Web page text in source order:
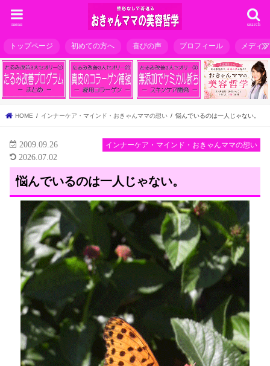
search
menu
トップページ 初めての方へ 喜びの声 プロフィール メディ
HOME インナーケア・マインド・おきゃんママの想い 悩んでいるのは一人じゃない。
インナーケア・マインド・おきゃんママの想い
2009.09.26
2026.07.02
悩んでいるのは一人じゃない。